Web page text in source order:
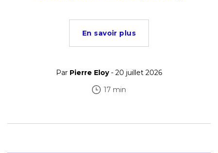
En savoir plus
Par Pierre Eloy- 20 juillet 2026
17 min